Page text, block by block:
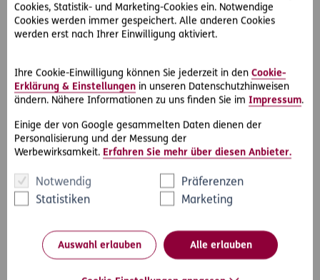
Cookies, Statistik- und Marketing-Cookies ein. Notwendige
Cookies werden immer gespeichert. Alle anderen Cookies
werden erst nach Ihrer Einwilligung aktiviert.
Ihre Cookie-Einwilligung können Sie jederzeit in den Cookie-
Erklärung & Einstellungen in unseren Datenschutzhinweisen
ändern. Nähere Informationen zu uns finden Sie im Impressum.
Einige der von Google gesammelten Daten dienen der
Personalisierung und der Messung der
Werbewirksamkeit. Erfahren Sie mehr über diesen Anbieter.
Notwendig
Präferenzen
Statistiken
Marketing
Auswahl erlauben Alle erlauben
2024-09-11
Die schönsten Wanderungen in Österreich
Wanderroute. Hier finden Sie 5 Tipps für…